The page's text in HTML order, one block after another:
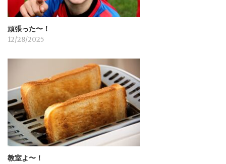
頑張った〜！
12/28/2025
教室よ〜！